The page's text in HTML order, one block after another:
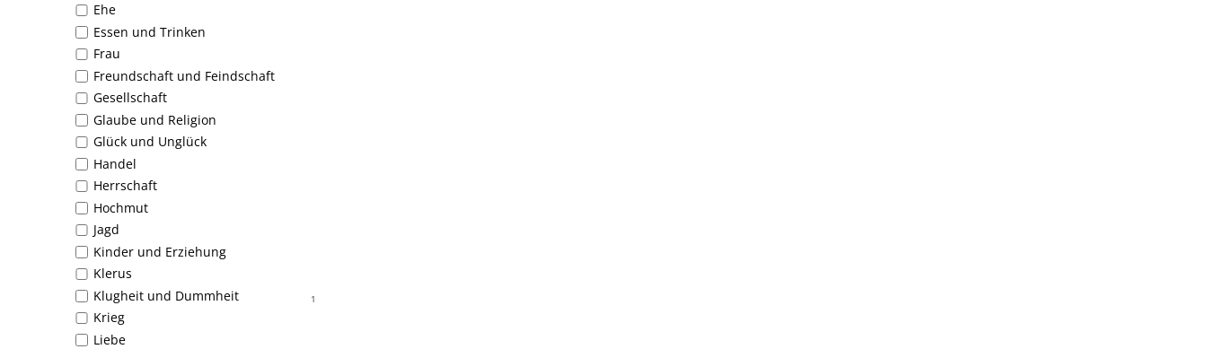
Ehe
Essen und Trinken
Frau
Freundschaft und Feindschaft
Gesellschaft
Glaube und Religion
Glück und Unglück
Handel
Herrschaft
Hochmut
Jagd
Kinder und Erziehung
Klerus
1
Klugheit und Dummheit
Krieg
Liebe